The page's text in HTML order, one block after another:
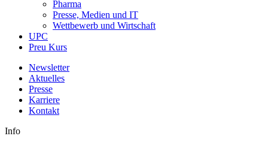
Pharma
Presse, Medien und IT
Wettbewerb und Wirtschaft
UPC
Preu Kurs
Newsletter
Aktuelles
Presse
Karriere
Kontakt
Info